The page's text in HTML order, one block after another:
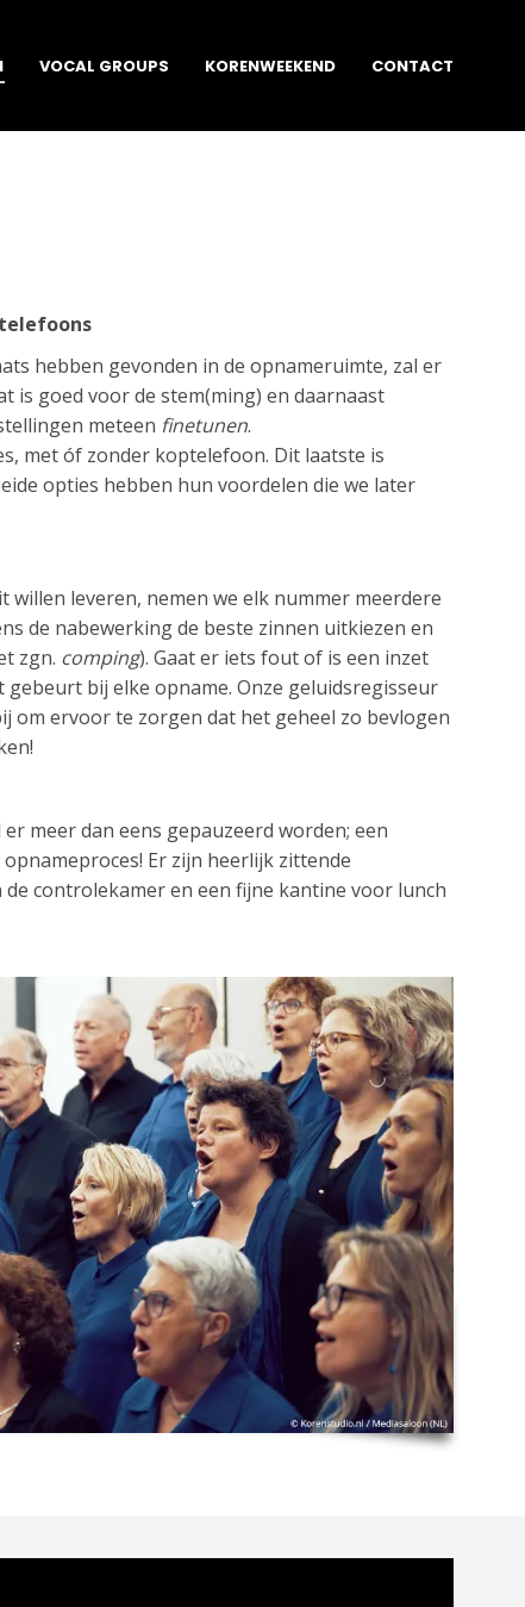
VOCAL GROUPS KORENWEEKEND CONTACT
hebben gevonden in de opnameruimte, zal er
is goed voor de stem(ming) en daarnaast
meteen finetunen.
met óf zonder koptelefoon. Dit laatste is
opties hebben hun voordelen die we later
willen leveren, nemen we elk nummer meerdere
de nabewerking de beste zinnen uitkiezen en
zgn. comping). Gaat er iets fout of is een inzet
gebeurt bij elke opname. Onze geluidsregisseur
om ervoor te zorgen dat het geheel zo bevlogen
meer dan eens gepauzeerd worden; een
Er zijn heerlijk zittende
controlekamer en een fijne kantine voor lunch